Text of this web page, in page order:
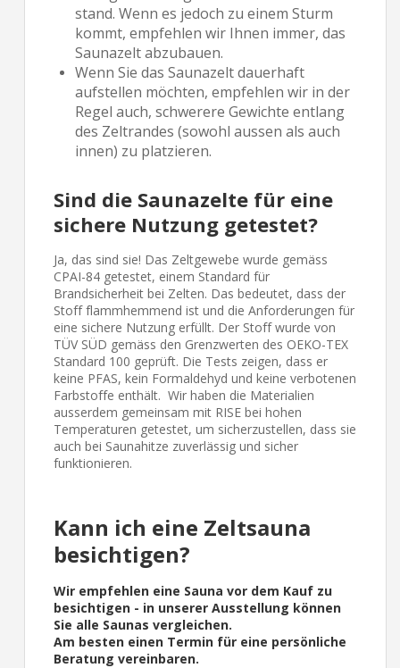
stand. Wenn es jedoch zu einem Sturm
kommt, empfehlen wir Ihnen immer, das
Saunazelt abzubauen.
Wenn Sie das Saunazelt dauerhaft
aufstellen möchten, empfehlen wir in der
Regel auch, schwerere Gewichte entlang
des Zeltrandes (sowohl aussen als auch
innen) zu platzieren.
Sind die Saunazelte für eine
sichere Nutzung getestet?
Ja, das sind sie! Das Zeltgewebe wurde gemäss
CPAI-84 getestet, einem Standard für
Brandsicherheit bei Zelten. Das bedeutet, dass der
Stoff flammhemmend ist und die Anforderungen für
eine sichere Nutzung erfüllt. Der Stoff wurde von
TÜV SÜD gemäss den Grenzwerten des OEKO-TEX
Standard 100 geprüft. Die Tests zeigen, dass er
keine PFAS, kein Formaldehyd und keine verbotenen
Farbstoffe enthält. Wir haben die Materialien
ausserdem gemeinsam mit RISE bei hohen
Temperaturen getestet, um sicherzustellen, dass sie
auch bei Saunahitze zuverlässig und sicher
funktionieren.
Kann ich eine Zeltsauna
besichtigen?
Wir empfehlen eine Sauna vor dem Kauf zu
besichtigen - in unserer Ausstellung können
Sie alle Saunas vergleichen.
Am besten einen Termin für eine persönliche
Beratung vereinbaren.